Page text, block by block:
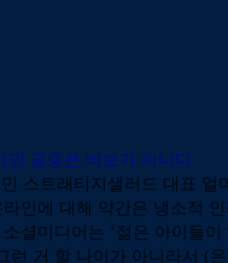
인 공중은 바보가 아니다
스트래티지샐러드 대표 얼
라인에 대해 약간은 냉소적
소셜미디어는 ‘젊은 아이들이
런 거 할 나이가 아니라서 (